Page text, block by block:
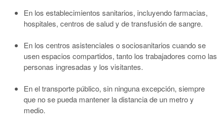
En los establecimientos sanitarios, incluyendo farmacias,
hospitales, centros de salud y de transfusión de sangre.
En los centros asistenciales o sociosanitarios cuando se
usen espacios compartidos, tanto los trabajadores como las
personas ingresadas y los visitantes.
En el transporte público, sin ninguna excepción, siempre
que no se pueda mantener la distancia de un metro y
medio.